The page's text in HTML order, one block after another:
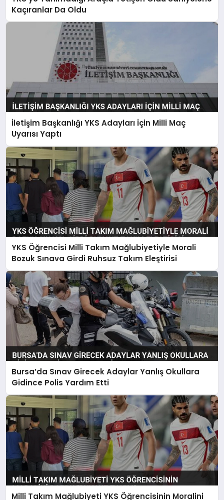
YAŞAM
Kaçıranlar Da Oldu
İletişim Başkanlığı YKS Adayları İçin Milli Maç
Uyarısı Yaptı
YKS Öğrencisi Milli Takım Mağlubiyetiyle Morali
Bozuk Sınava Girdi Ruhsuz Takım Eleştirisi
Bursa’da Sınav Girecek Adaylar Yanlış Okullara
Gidince Polis Yardım Etti
Milli Takım Mağlubiyeti YKS Öğrencisinin Moralini